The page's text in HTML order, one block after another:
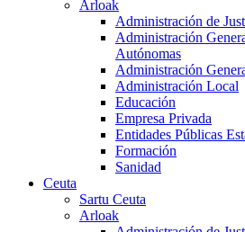
Arloak
Administración de
Administración
Autónomas
Administración
Administración Local
Educación
Empresa Privada
Entidades Públicas
Formación
Sanidad
Ceuta
Sartu Ceuta
Arloak